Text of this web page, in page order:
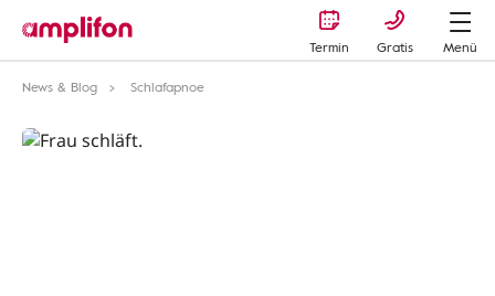
Termin Gratis
Menü
News & Blog
Schlafapnoe